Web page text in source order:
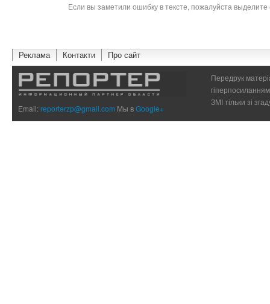
Если вы заметили ошибку в тексте, пожалуйста
Реклама Контакти Про сайт
Email:reporterzp@gmail.com Мы вGoogle+
Передрук
ЗМІ тільки зі